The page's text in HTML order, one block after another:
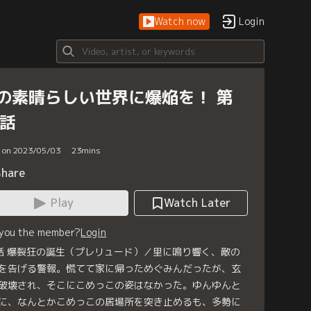
Watch now Login
素晴らしい世界に爆焔を！ 第
on 2023/05/03 23mins
Play
Watch Later
the member?Login
爆裂狂の誕生（プレリュード）／里に鳴り響く、敵の
告げる警報。慌てて家に帰っためぐみんだったが、玄
壊され、そこにこめっこの姿はなかった。ゆんゆんと
、なんとかこめっこの居場所を突き止めるも、多勢に